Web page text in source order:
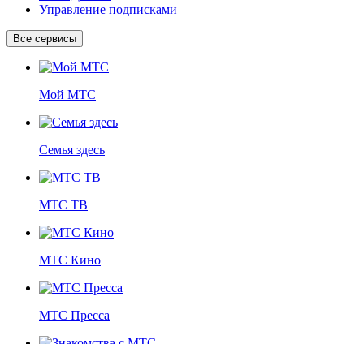
Управление подписками
Все сервисы
Мой МТС
Семья здесь
МТС ТВ
МТС Кино
МТС Пресса